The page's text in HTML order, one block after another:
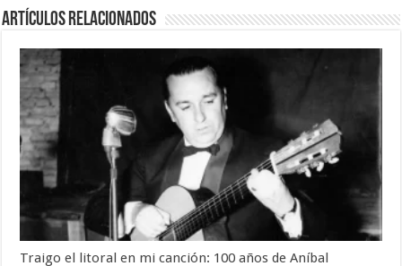
Artículos Relacionados
Traigo el litoral en mi canción: 100 años de Aníbal